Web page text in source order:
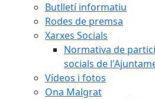
Butlletí informatiu
Rodes de premsa
Xarxes Socials
Normativa de
socials de
Vídeos i fotos
Ona Malgrat